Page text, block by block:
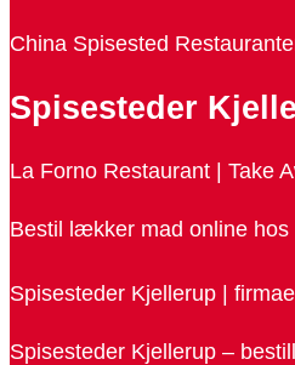
China Spisested
Spisesteder
La Forno Restaurant | Take
Bestil lækker mad online
Spisesteder Kjellerup |
Spisesteder Kjellerup –